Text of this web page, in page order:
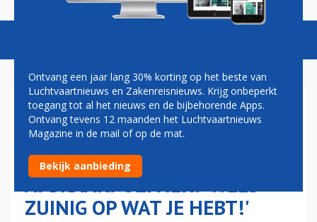
PIETER ELBERS
WAARSCHUWT VOOR
NEDERLANDSE
AFBRAAKPOLITIEK: 'WEES
ZUINIG OP WAT JE HEBT!'
Ontvang een jaar lang 30% korting op het beste van
Luchtvaartnieuws en Zakenreisnieuws. Krijg onbeperkt
toegang tot al het nieuws en de bijbehorende Apps.
Ontvang tevens 12 maanden het Luchtvaartnieuws
Magazine in de mail of op de mat.
Bekijk aanbieding